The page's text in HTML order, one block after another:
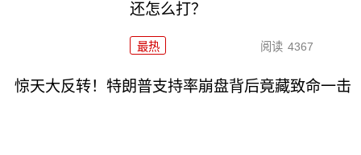
还怎么打？
最热 阅读 4367
惊天大反转！特朗普支持率崩盘背后竟藏致命一击